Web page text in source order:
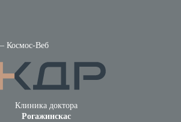
отделение
Клиника доктора
Рогажинскас
Космос-Веб